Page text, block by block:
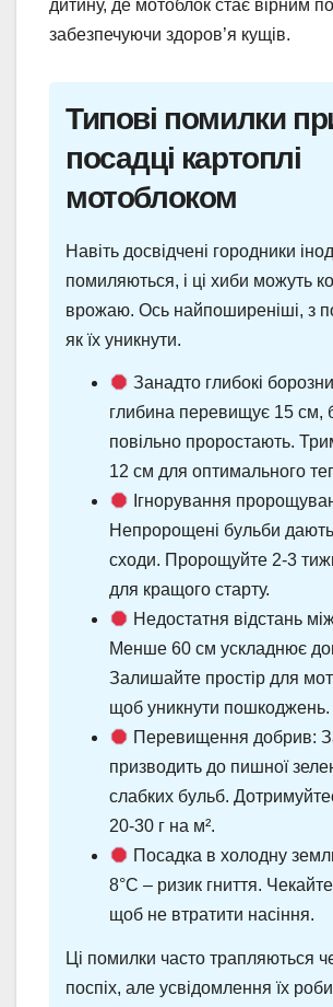
дитину, де мотоблок стає вірним
забезпечуючи здоров’я кущів.
Типові помилки
посадці картоплі
мотоблоком
Навіть досвідчені городники
помиляються, і ці хиби можуть
врожаю. Ось найпоширеніші, з
як їх уникнути.
Занадто глибокі
глибина перевищує 15 см,
повільно проростають.
12 см для оптимального
Ігнорування
Непророщені бульби дають
сходи. Пророщуйте 2-3
для кращого старту.
Недостатня відстань
Менше 60 см ускладнює
Залишайте простір для
щоб уникнути пошкоджень.
Перевищення добрив:
призводить до пишної
слабких бульб.
20-30 г на м².
Посадка в холодну
8°C – ризик гниття.
щоб не втратити насіння.
Ці помилки часто трапляються
поспіх, але усвідомлення їх